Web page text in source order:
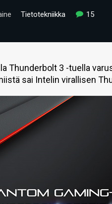
Tietotekniikka 15
Thunderbolt 3 -tuella
sai Intelin virallisen